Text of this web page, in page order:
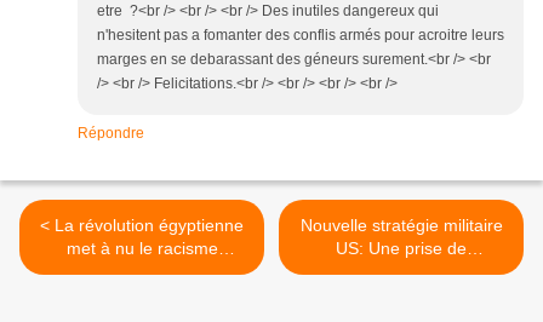
etre ?<br /> <br /> <br /> Des inutiles dangereux qui
n'hesitent pas a fomanter des conflis armés pour acroitre leurs
marges en se debarassant des géneurs surement.<br /> <br
/> <br /> Felicitations.<br /> <br /> <br /> <br />
Répondre
< La révolution égyptienne
met à nu le racisme
occidental
Nouvelle stratégie militaire
US: Une prise de
conscience de la réalité >